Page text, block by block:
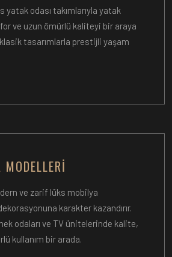
yatak odası takımlarıyla yatak
ve uzun ömürlü kaliteyi bir araya
tasarımlarla prestijli yaşam
ve zarif lüks mobilya
karakter kazandırır.
odaları ve TV ünitelerinde kalite,
kullanım bir arada.